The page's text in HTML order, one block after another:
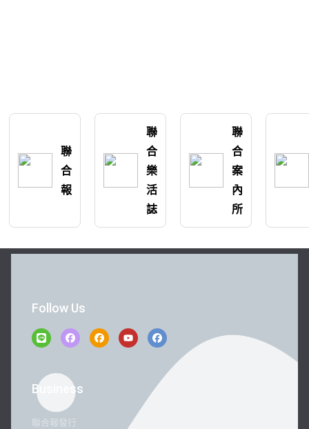
聯
合
報
聯
合
樂
活
誌
聯
合
案
內
所
Follow Us
Business
聯合報發行